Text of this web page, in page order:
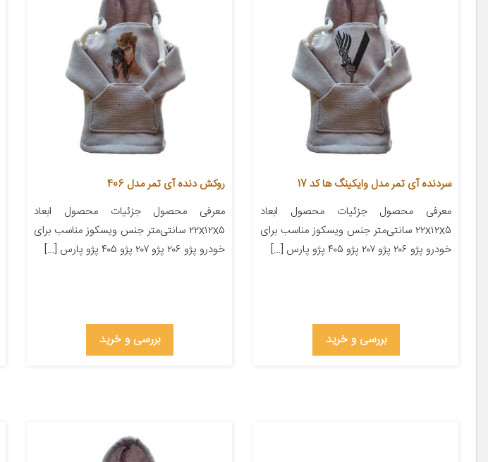
سردنده آی تمر مدل وایکینگ ها کد 17
معرفی محصول جزئیات محصول ابعاد
۲۲x۱۲x۵ سانتی‌متر جنس ویسکوز مناسب برای
خودرو پژو ۲۰۶ پژو ۲۰۷ پژو ۴۰۵ پژو پارس […]
بررسی و خرید
روکش دنده آی تمر مدل 406
معرفی محصول جزئیات محصول ابعاد
۲۲x۱۲x۵ سانتی‌متر جنس ویسکوز مناسب برای
خودرو پژو ۲۰۶ پژو ۲۰۷ پژو ۴۰۵ پژو پارس […]
بررسی و خرید